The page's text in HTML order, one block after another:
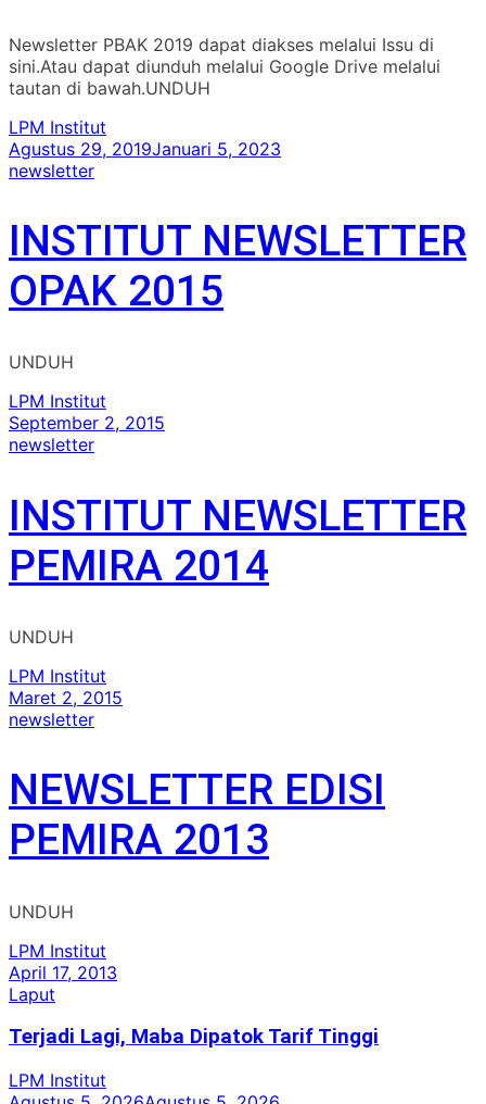
Newsletter PBAK 2019 dapat diakses melalui Issu di
sini.Atau dapat diunduh melalui Google Drive melalui
tautan di bawah.UNDUH
LPM Institut
Agustus 29, 2019Januari 5, 2023
newsletter
INSTITUT NEWSLETTER
OPAK 2015
UNDUH
LPM Institut
September 2, 2015
newsletter
INSTITUT NEWSLETTER
PEMIRA 2014
UNDUH
LPM Institut
Maret 2, 2015
newsletter
NEWSLETTER EDISI
PEMIRA 2013
UNDUH
LPM Institut
April 17, 2013
Laput
Terjadi Lagi, Maba Dipatok Tarif Tinggi
LPM Institut